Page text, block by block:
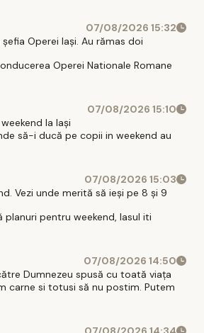
07/08/2026 15:32
Operei Iași. Au rămas doi
Operei Nationale Romane
07/08/2026 15:10
la Iași
să-i ducă pe copii in weekend au
07/08/2026 15:03
Vezi unde merită să ieși pe 8 și 9
planuri pentru weekend, Iasul iti
07/08/2026 14:50
Dumnezeu spusă cu toată viața
carne si totusi să nu postim. Putem